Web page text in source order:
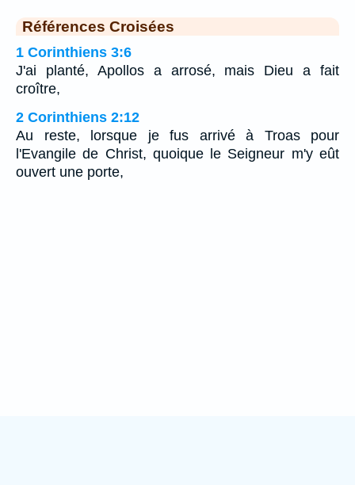
Références Croisées
1 Corinthiens 3:6
J'ai planté, Apollos a arrosé, mais Dieu a fait
croître,
2 Corinthiens 2:12
Au reste, lorsque je fus arrivé à Troas pour
l'Evangile de Christ, quoique le Seigneur m'y eût
ouvert une porte,